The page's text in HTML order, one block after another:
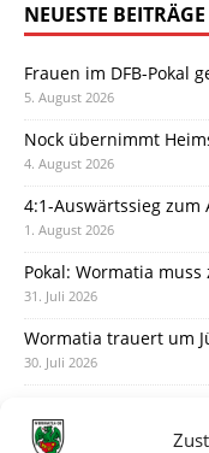
NEUESTE BEITRÄGE
Frauen im DFB-Pokal
5. August 2026
Nock übernimmt
4. August 2026
4:1-Auswärtssieg zum
1. August 2026
Pokal: Wormatia
31. Juli 2026
Wormatia trauert um
30. Juli 2026
28. Juli 2026